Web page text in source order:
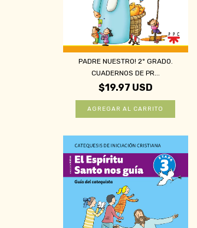
PADRE NUESTRO! 2º GRADO.
CUADERNOS DE PR...
$19.97 USD